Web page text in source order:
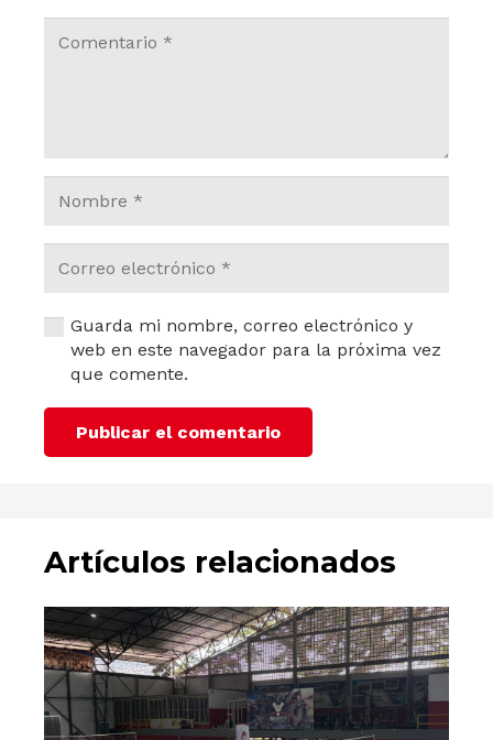
Guarda mi nombre, correo electrónico y
web en este navegador para la próxima vez
que comente.
Publicar el comentario
Artículos relacionados